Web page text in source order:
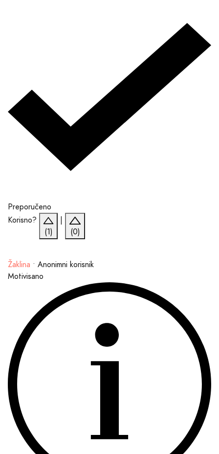
Preporučeno
Korisno?
(1)
|
(0)
Žaklina • Anonimni korisnik
Motivisano